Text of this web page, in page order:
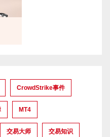
CrowdStrike事件
MT4
交易大师 交易知识